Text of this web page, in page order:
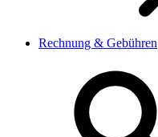
Rechnung & Gebühren